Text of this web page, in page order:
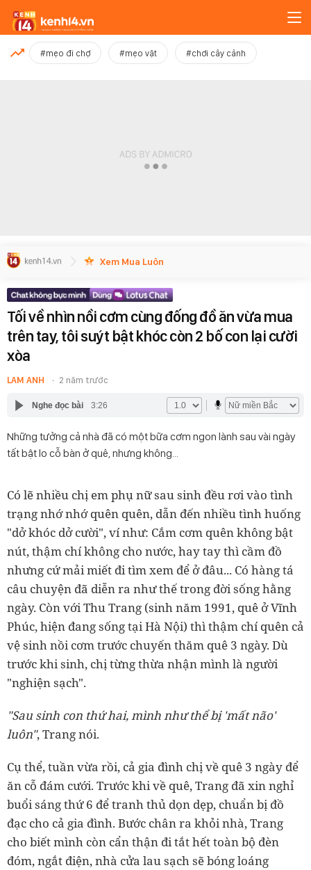
MỚI NHẤT
#mẹo đi chợ #mẹo vặt #chơi cây cảnh
Xem Mua Luôn
Tối về nhìn nồi cơm cùng đống đồ ăn vừa mua
trên tay, tôi suýt bật khóc còn 2 bố con lại cười
xòa
LAM ANH 2 năm trước
Nghe đọc bài 3:26
Những tưởng cả nhà đã có một bữa cơm ngon lành sau vài ngày
tất bật lo cỗ bàn ở quê, nhưng không...
Có lẽ nhiều chị em phụ nữ sau sinh đều rơi vào tình
trạng nhớ nhớ quên quên, dẫn đến nhiều tình huống
"dở khóc dở cười", ví như: Cắm cơm quên không bật
nút, thậm chí không cho nước, hay tay thì cầm đồ
nhưng cứ mải miết đi tìm xem để ở đâu... Có hàng tá
câu chuyện đã diễn ra như thế trong đời sống hằng
ngày. Còn với Thu Trang (sinh năm 1991, quê ở Vĩnh
Phúc, hiện đang sống tại Hà Nội) thì thậm chí quên cả
vệ sinh nồi cơm trước chuyến thăm quê 3 ngày. Dù
trước khi sinh, chị từng thừa nhận mình là người
"nghiện sạch".
"Sau sinh con thứ hai, mình như thể bị 'mất não'
luôn", Trang nói.
Cụ thể, tuần vừa rồi, cả gia đình chị về quê 3 ngày để
ăn cỗ đám cưới. Trước khi về quê, Trang đã xin nghỉ
buổi sáng thứ 6 để tranh thủ dọn dẹp, chuẩn bị đồ
đạc cho cả gia đình. Bước chân ra khỏi nhà, Trang
cho biết mình còn cẩn thận đi tắt hết toàn bộ đèn
đóm, ngắt điện, nhà cửa lau sạch sẽ bóng loáng